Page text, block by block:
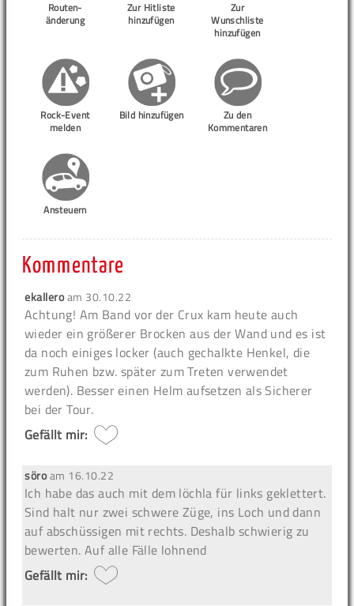
Routen-
änderung
Zur Hitliste
hinzufügen
Zur
Wunschliste
hinzufügen
Rock-Event
melden
Bild hinzufügen
Zu den
Kommentaren
Ansteuern
Kommentare
ekalleroam 30.10.22
Achtung! Am Band vor der Crux kam heute auch
wieder ein größerer Brocken aus der Wand und es ist
da noch einiges locker (auch gechalkte Henkel, die
zum Ruhen bzw. später zum Treten verwendet
werden). Besser einen Helm aufsetzen als Sicherer
bei der Tour.
Gefällt mir:
söroam 16.10.22
Ich habe das auch mit dem löchla für links geklettert.
Sind halt nur zwei schwere Züge, ins Loch und dann
auf abschüssigen mit rechts. Deshalb schwierig zu
bewerten. Auf alle Fälle lohnend
Gefällt mir: